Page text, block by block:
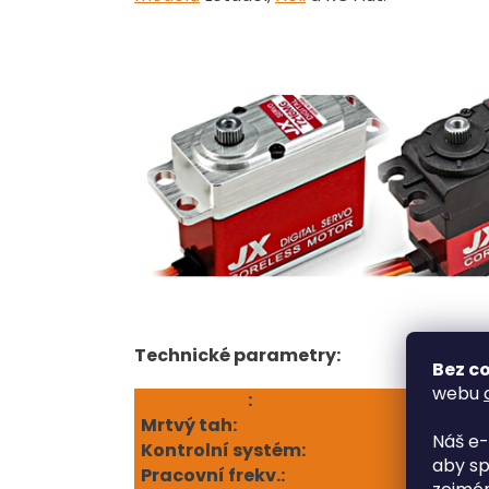
Bez
webu
Náš
aby
Technické parametry:
:
Mrtvý tah:
Kontrolní systém:
Pracovní frekv.:
1520